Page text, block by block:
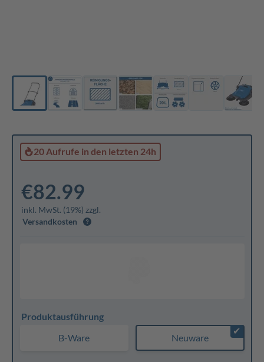
20 Aufrufe in den letzten 24h
€82.99
inkl. MwSt. (19%) zzgl.
Versandkosten
Produktausführung
B-Ware
✔
Neuware